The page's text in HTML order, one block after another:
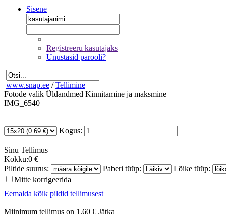
Sisene
Registreeru kasutajaks
Unustasid parooli?
www.snap.ee / Tellimine
Fotode valik Üldandmed Kinnitamine ja maksmine
IMG_6540
Kogus:
Sinu Tellimus
Kokku:0 €
Piltide suurus:
Paberi tüüp:
Lõike tüüp:
Mitte korrigeerida
Eemalda kõik pildid tellimusest
Miinimum tellimus on 1.60 € Jätka